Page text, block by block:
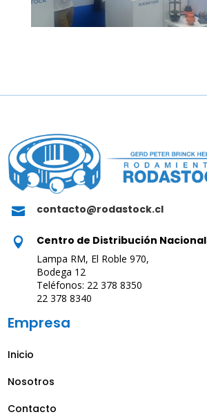
 contacto@rodastock.cl
 Centro de Distribución Nacional
Lampa RM, El Roble 970,
Bodega 12
Teléfonos: 22 378 8350
22 378 8340
Empresa
Inicio
Nosotros
Contacto